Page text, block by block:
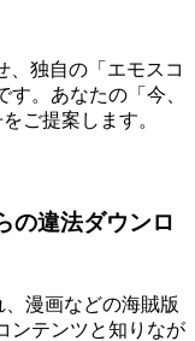
、独自の「エモスコ
。あなたの「今、
ご提案します。
の違法ダウンロ
漫画などの海賊版
ンテンツと知りなが